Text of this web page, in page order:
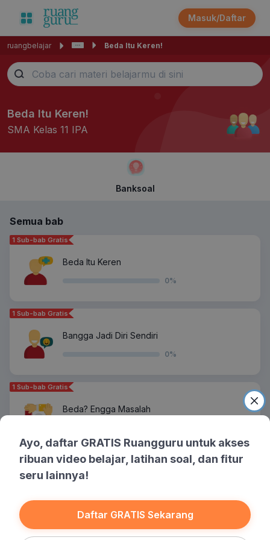
Masuk/Daftar
ruangbelajar Beda Itu Keren!
Beda Itu Keren!
SMA Kelas 11 IPA
Banksoal
Semua bab
1 Sub-bab Gratis
Beda Itu Keren
0%
1 Sub-bab Gratis
Bangga Jadi Diri Sendiri
0%
1 Sub-bab Gratis
Beda? Engga Masalah
1 Sub-bab Gratis
Sebarkan Perdamaian
0%
Ayo, daftar GRATIS Ruangguru untuk akses
ribuan video belajar, latihan soal, dan fitur
seru lainnya!
Daftar GRATIS Sekarang